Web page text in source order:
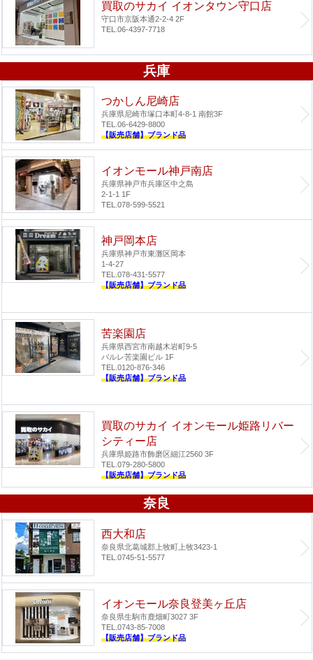
買取のサカイ イオンタウン守口店
守口市京阪本通2-2-4 2F
TEL.06-4397-7718
兵庫
つかしん尼崎店
兵庫県尼崎市塚口本町4-8-1 南館3F
TEL.06-6429-8800
【販売店舗】ブランド品
イオンモール神戸南店
兵庫県神戸市兵庫区中之島
2-1-1 1F
TEL.078-599-5521
神戸岡本店
兵庫県神戸市東灘区岡本
1-4-27
TEL.078-431-5577
【販売店舗】ブランド品
苦楽園店
兵庫県西宮市南越木岩町9-5
パルレ苦楽園ビル 1F
TEL.0120-876-346
【販売店舗】ブランド品
買取のサカイ イオンモール姫路リバー
シティー店
兵庫県姫路市飾磨区細江2560 3F
TEL.079-280-5800
【販売店舗】ブランド品
奈良
西大和店
奈良県北葛城郡上牧町上牧3423-1
TEL.0745-51-5577
イオンモール奈良登美ヶ丘店
奈良県生駒市鹿畑町3027 3F
TEL.0743-85-7008
【販売店舗】ブランド品